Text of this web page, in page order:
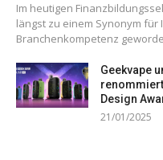
Im heutigen
längst zu einem Synonym für
Branchenkompetenz
Geekvape
Design
21/01/2025